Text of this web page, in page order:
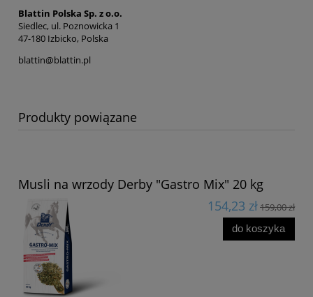
Blattin Polska Sp. z o.o.
Siedlec, ul. Poznowicka 1
47-180 Izbicko, Polska
blattin@blattin.pl
Produkty powiązane
Musli na wrzody Derby "Gastro Mix" 20 kg
154,23 zł159,00 zł
do koszyka